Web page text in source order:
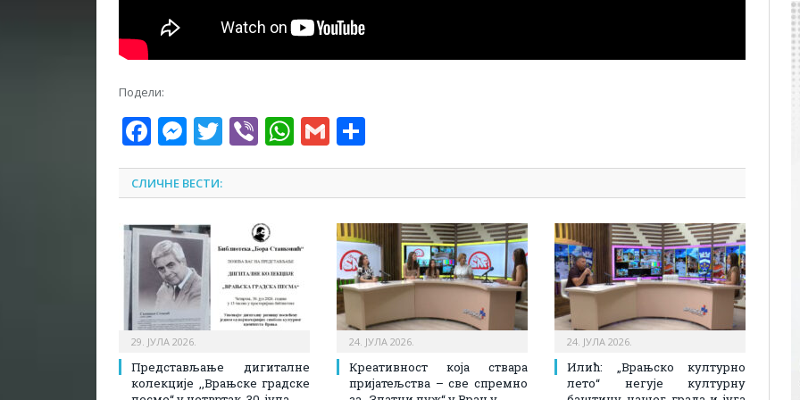
Подели:
Facebook
Messenger
Twitter
ViberWhatsApp
Gmail
СЛИЧНЕ ВЕСТИ:
29. ЈУЛА 2026.
Представљање дигиталне
колекције ,,Врањске градске
24. ЈУЛА 2026.
Креативност која ствара
пријатељства – све спремно
24. ЈУЛА 2026.
Илић: „Врањско културно
лето“ негује културну